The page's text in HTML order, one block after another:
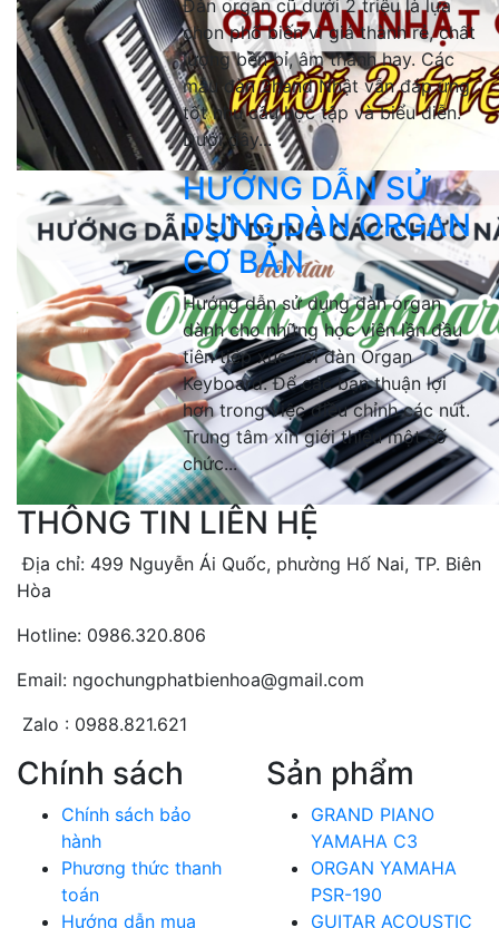
Đàn organ cũ dưới 2 triệu là lựa
chọn phổ biến vì giá thành rẻ, chất
lượng bền bỉ, âm thanh hay. Các
mẫu đàn 2hand Nhật vẫn đáp ứng
tốt nhu cầu học tập và biểu diễn.
Dưới đây...
HƯỚNG DẪN SỬ
DỤNG ĐÀN ORGAN
CƠ BẢN
Hướng dẫn sử dụng đàn organ
dành cho những học viên lần đầu
tiên tiếp xúc với đàn Organ
Keyboard. Để các bạn thuận lợi
hơn trong việc điều chỉnh các nút.
Trung tâm xin giới thiệu một số
chức...
THÔNG TIN LIÊN HỆ
Địa chỉ: 499 Nguyễn Ái Quốc, phường Hố Nai, TP. Biên
Hòa
Hotline: 0986.320.806
Email: ngochungphatbienhoa@gmail.com
Zalo : 0988.821.621
Chính sách
Chính sách bảo
hành
Phương thức thanh
toán
Hướng dẫn mua
Sản phẩm
GRAND PIANO
YAMAHA C3
ORGAN YAMAHA
PSR-190
GUITAR ACOUSTIC